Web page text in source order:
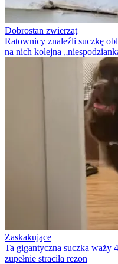
Dobrostan zwierząt
Ratownicy znaleźli suczkę
na nich kolejna
Zaskakujące
Ta gigantyczna suczka waży
zupełnie straciła rezon